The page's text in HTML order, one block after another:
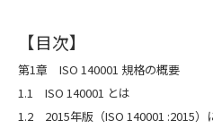
【目次】
第1章 ISO 140001 規格の概要
1.1 ISO 140001 とは
1.2 2015年版（ISO 140001 :2015）